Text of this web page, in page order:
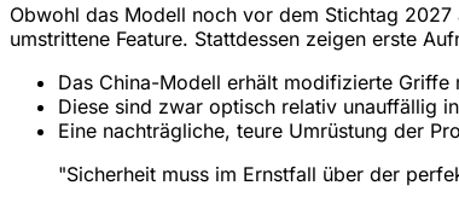
Obwohl das Modell noch vor dem Stichtag
umstrittene Feature. Stattdessen zeigen erste
Das China-Modell erhält modifizierte
Diese sind zwar optisch relativ unauffällig
Eine nachträgliche, teure Umrüstung der
"Sicherheit muss im Ernstfall über der